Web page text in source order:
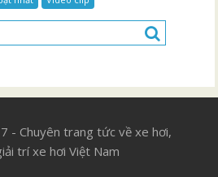
- Chuyên trang tức về xe hơi,
trí xe hơi Việt Nam